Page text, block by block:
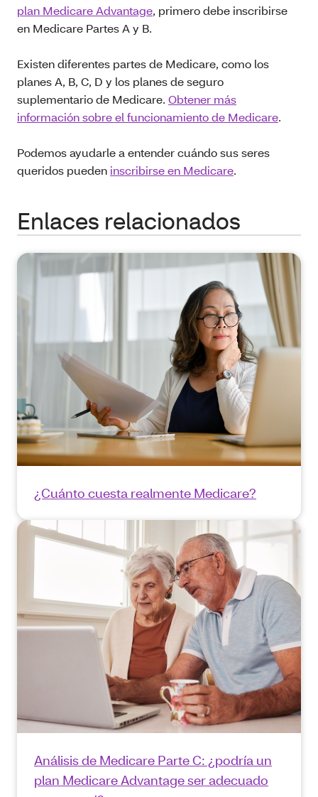
plan Medicare Advantage, primero debe inscribirse
en Medicare Partes A y B.
Existen diferentes partes de Medicare, como los
planes A, B, C, D y los planes de seguro
suplementario de Medicare. Obtener más
información sobre el funcionamiento de Medicare.
Podemos ayudarle a entender cuándo sus seres
queridos pueden inscribirse en Medicare.
Enlaces relacionados
¿Cuánto cuesta realmente Medicare?
Análisis de Medicare Parte C: ¿podría un
plan Medicare Advantage ser adecuado